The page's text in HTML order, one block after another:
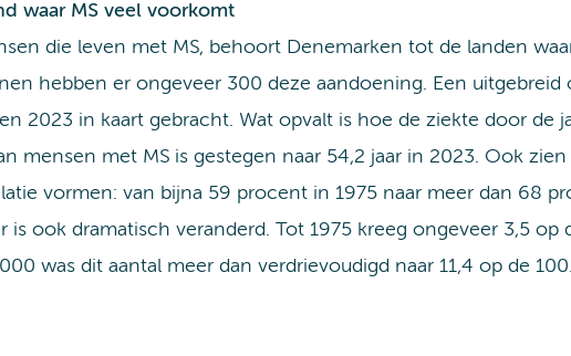
waar MS veel voorkomt
die leven met MS, behoort Denemarken tot de landen
hebben er ongeveer 300 deze aandoening. Een
2023 in kaart gebracht. Wat opvalt is hoe de ziekte door de
mensen met MS is gestegen naar 54,2 jaar in 2023. Ook
vormen: van bijna 59 procent in 1975 naar meer dan 68
is ook dramatisch veranderd. Tot 1975 kreeg ongeveer 3,5 op
was dit aantal meer dan verdrievoudigd naar 11,4 op de